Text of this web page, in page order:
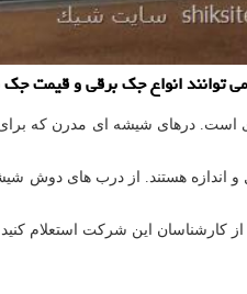
است. درهای شیشه ای مدرن که
هستند. از درب های دوش